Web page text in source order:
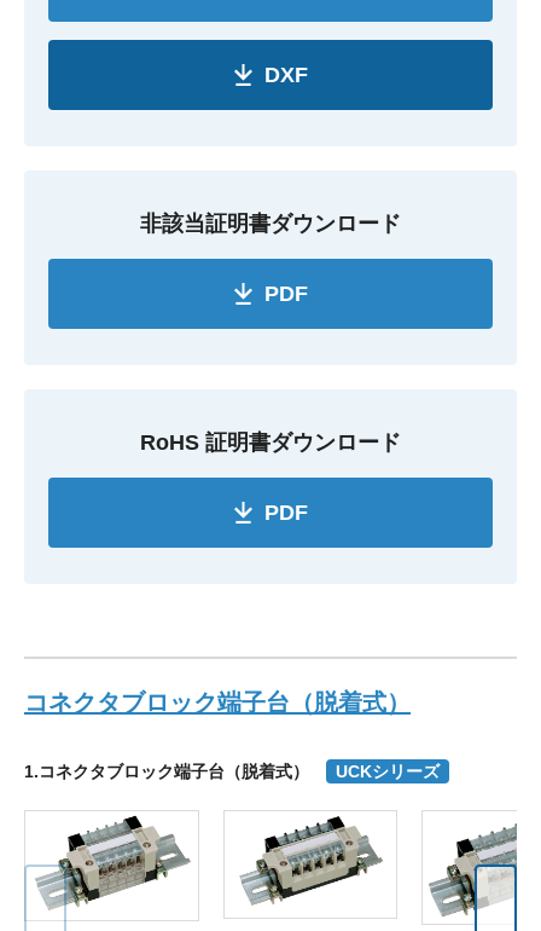
DXF
非該当証明書ダウンロード
PDF
RoHS 証明書ダウンロード
PDF
コネクタブロック端子台（脱着式）
1.コネクタブロック端子台（脱着式） UCKシリーズ